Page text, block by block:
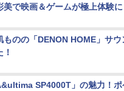
美で映画＆ゲームが極上体験に
ものの「DENON HOME」サウ
！
SP4000T」の魅力！